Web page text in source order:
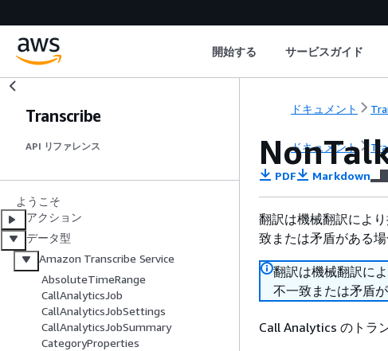
開始する サービスガイド
Transcribe
API リファレンス
ようこそ
アクション
データ型
Amazon Transcribe Service
AbsoluteTimeRange
CallAnalyticsJob
CallAnalyticsJobSettings
CallAnalyticsJobSummary
CategoryProperties
ドキュメント
ドキュメント
PDF Markdown
翻訳は機械翻訳によ
致または矛盾がある
翻訳は機械翻訳に
不一致または矛盾
Call Analytics のトラ